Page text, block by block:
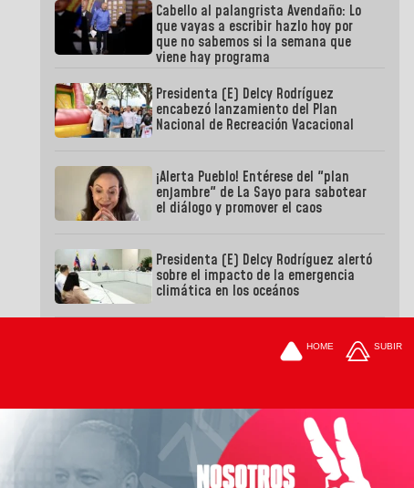
Cabello al palangrista Avendaño: Lo
que vayas a escribir hazlo hoy por
que no sabemos si la semana que
viene hay programa
Presidenta (E) Delcy Rodríguez
encabezó lanzamiento del Plan
Nacional de Recreación Vacacional
¡Alerta Pueblo! Entérese del "plan
enjambre" de La Sayo para sabotear
el diálogo y promover el caos
Presidenta (E) Delcy Rodríguez alertó
sobre el impacto de la emergencia
climática en los oceános
HOME SUBIR